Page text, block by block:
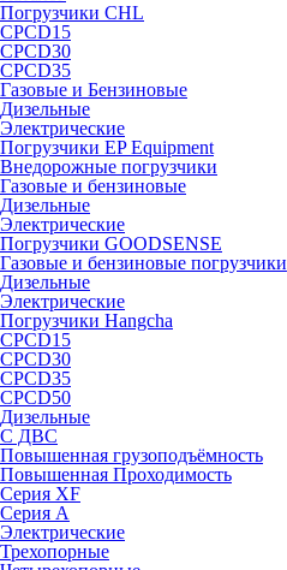
Погрузчики CHL
CPCD15
CPCD30
CPCD35
Газовые и Бензиновые
Дизельные
Электрические
Погрузчики EP Equipment
Внедорожные погрузчики
Газовые и бензиновые
Дизельные
Электрические
Погрузчики GOODSENSE
Газовые и бензиновые погрузчики
Дизельные
Электрические
Погрузчики Hangcha
CPCD15
CPCD30
CPCD35
CPCD50
Дизельные
С ДВС
Повышенная грузоподъёмность
Повышенная Проходимость
Серия XF
Серия А
Электрические
Трехопорные